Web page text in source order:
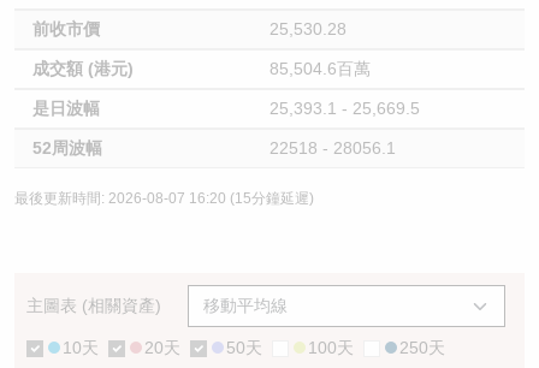
前收市價 25,530.28
成交額 (港元) 85,504.6百萬
是日波幅 25,393.1 - 25,669.5
52周波幅 22518 - 28056.1
最後更新時間: 2026-08-07 16:20 (15分鐘延遲)
主圖表 (相關資產)
10天 20天 50天 100天 250天